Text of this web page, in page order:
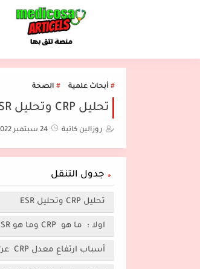
أبحاث علمية الصحة
تحليل CRP وتحليل ESR
روزالين كاتبة 24 سبتمبر 2022
جدول التنقل
تحليل CRP وتحليل ESR
اولا : ما هو CRP وما هو ESR :
أسباب ارتفاع معدل CRP عن الطبيعي :